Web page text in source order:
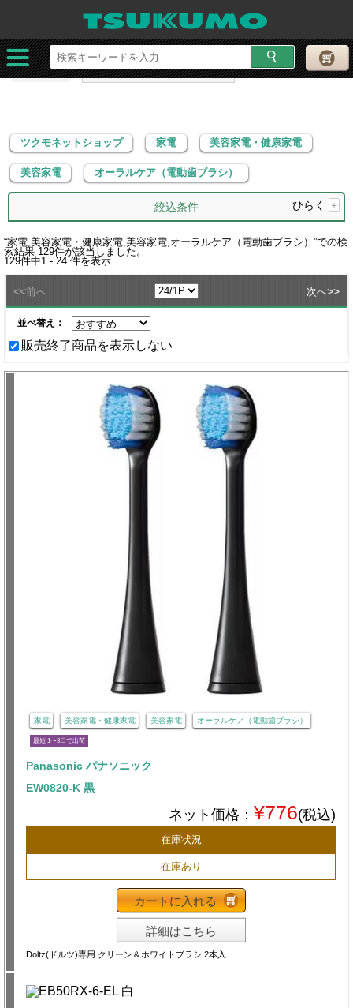
ツクモネットショップ 家電
美容家電・健康家電
美容家電
オーラルケア（電動歯ブラシ）
ツクモネットショップ 家電 美容家電・健康家電
美容家電 オーラルケア（電動歯ブラシ）
絞込条件 ひらく +
“家電,美容家電・健康家電,美容家電,オーラルケア（電動歯ブラシ） ”での検
索結果 129件が該当しました。
129件中1 - 24 件を表示
<<前へ 次へ>>
並べ替え：
販売終了商品を表示しない
家電 美容家電・健康家電 美容家電 オーラルケア（電動歯ブラシ）
最短 1〜3日で出荷
Panasonic パナソニック
EW0820-K 黒
ネット価格： ¥776(税込)
在庫状況
在庫あり
カートに入れる
詳細はこちら
Doltz(ドルツ)専用 クリーン＆ホワイトブラシ 2本入